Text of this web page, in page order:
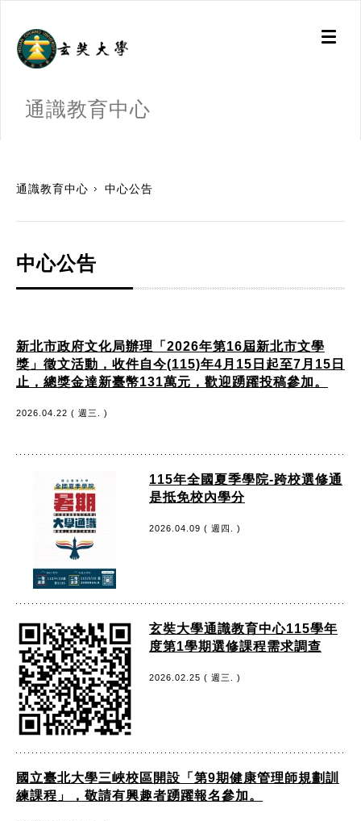
Toggle
通識教育中心
通識教育中心 中心公告
中心公告
新北市政府文化局辦理「2026年第16屆新北市文學
獎」徵文活動，收件自今(115)年4月15日起至7月15日
止，總獎金達新臺幣131萬元，歡迎踴躍投稿參加。
2026.04.22 ( 週三. )
115年全國夏季學院-跨校選修通
是抵免校內學分
2026.04.09 ( 週四. )
玄奘大學通識教育中心115學年
度第1學期選修課程需求調查
2026.02.25 ( 週三. )
國立臺北大學三峽校區開設「第9期健康管理師規劃訓
練課程」，敬請有興趣者踴躍報名參加。